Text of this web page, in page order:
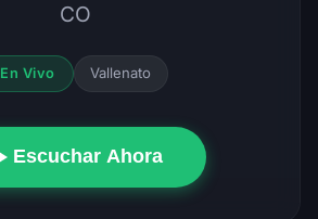
CO
En Vivo Vallenato
Escuchar Ahora